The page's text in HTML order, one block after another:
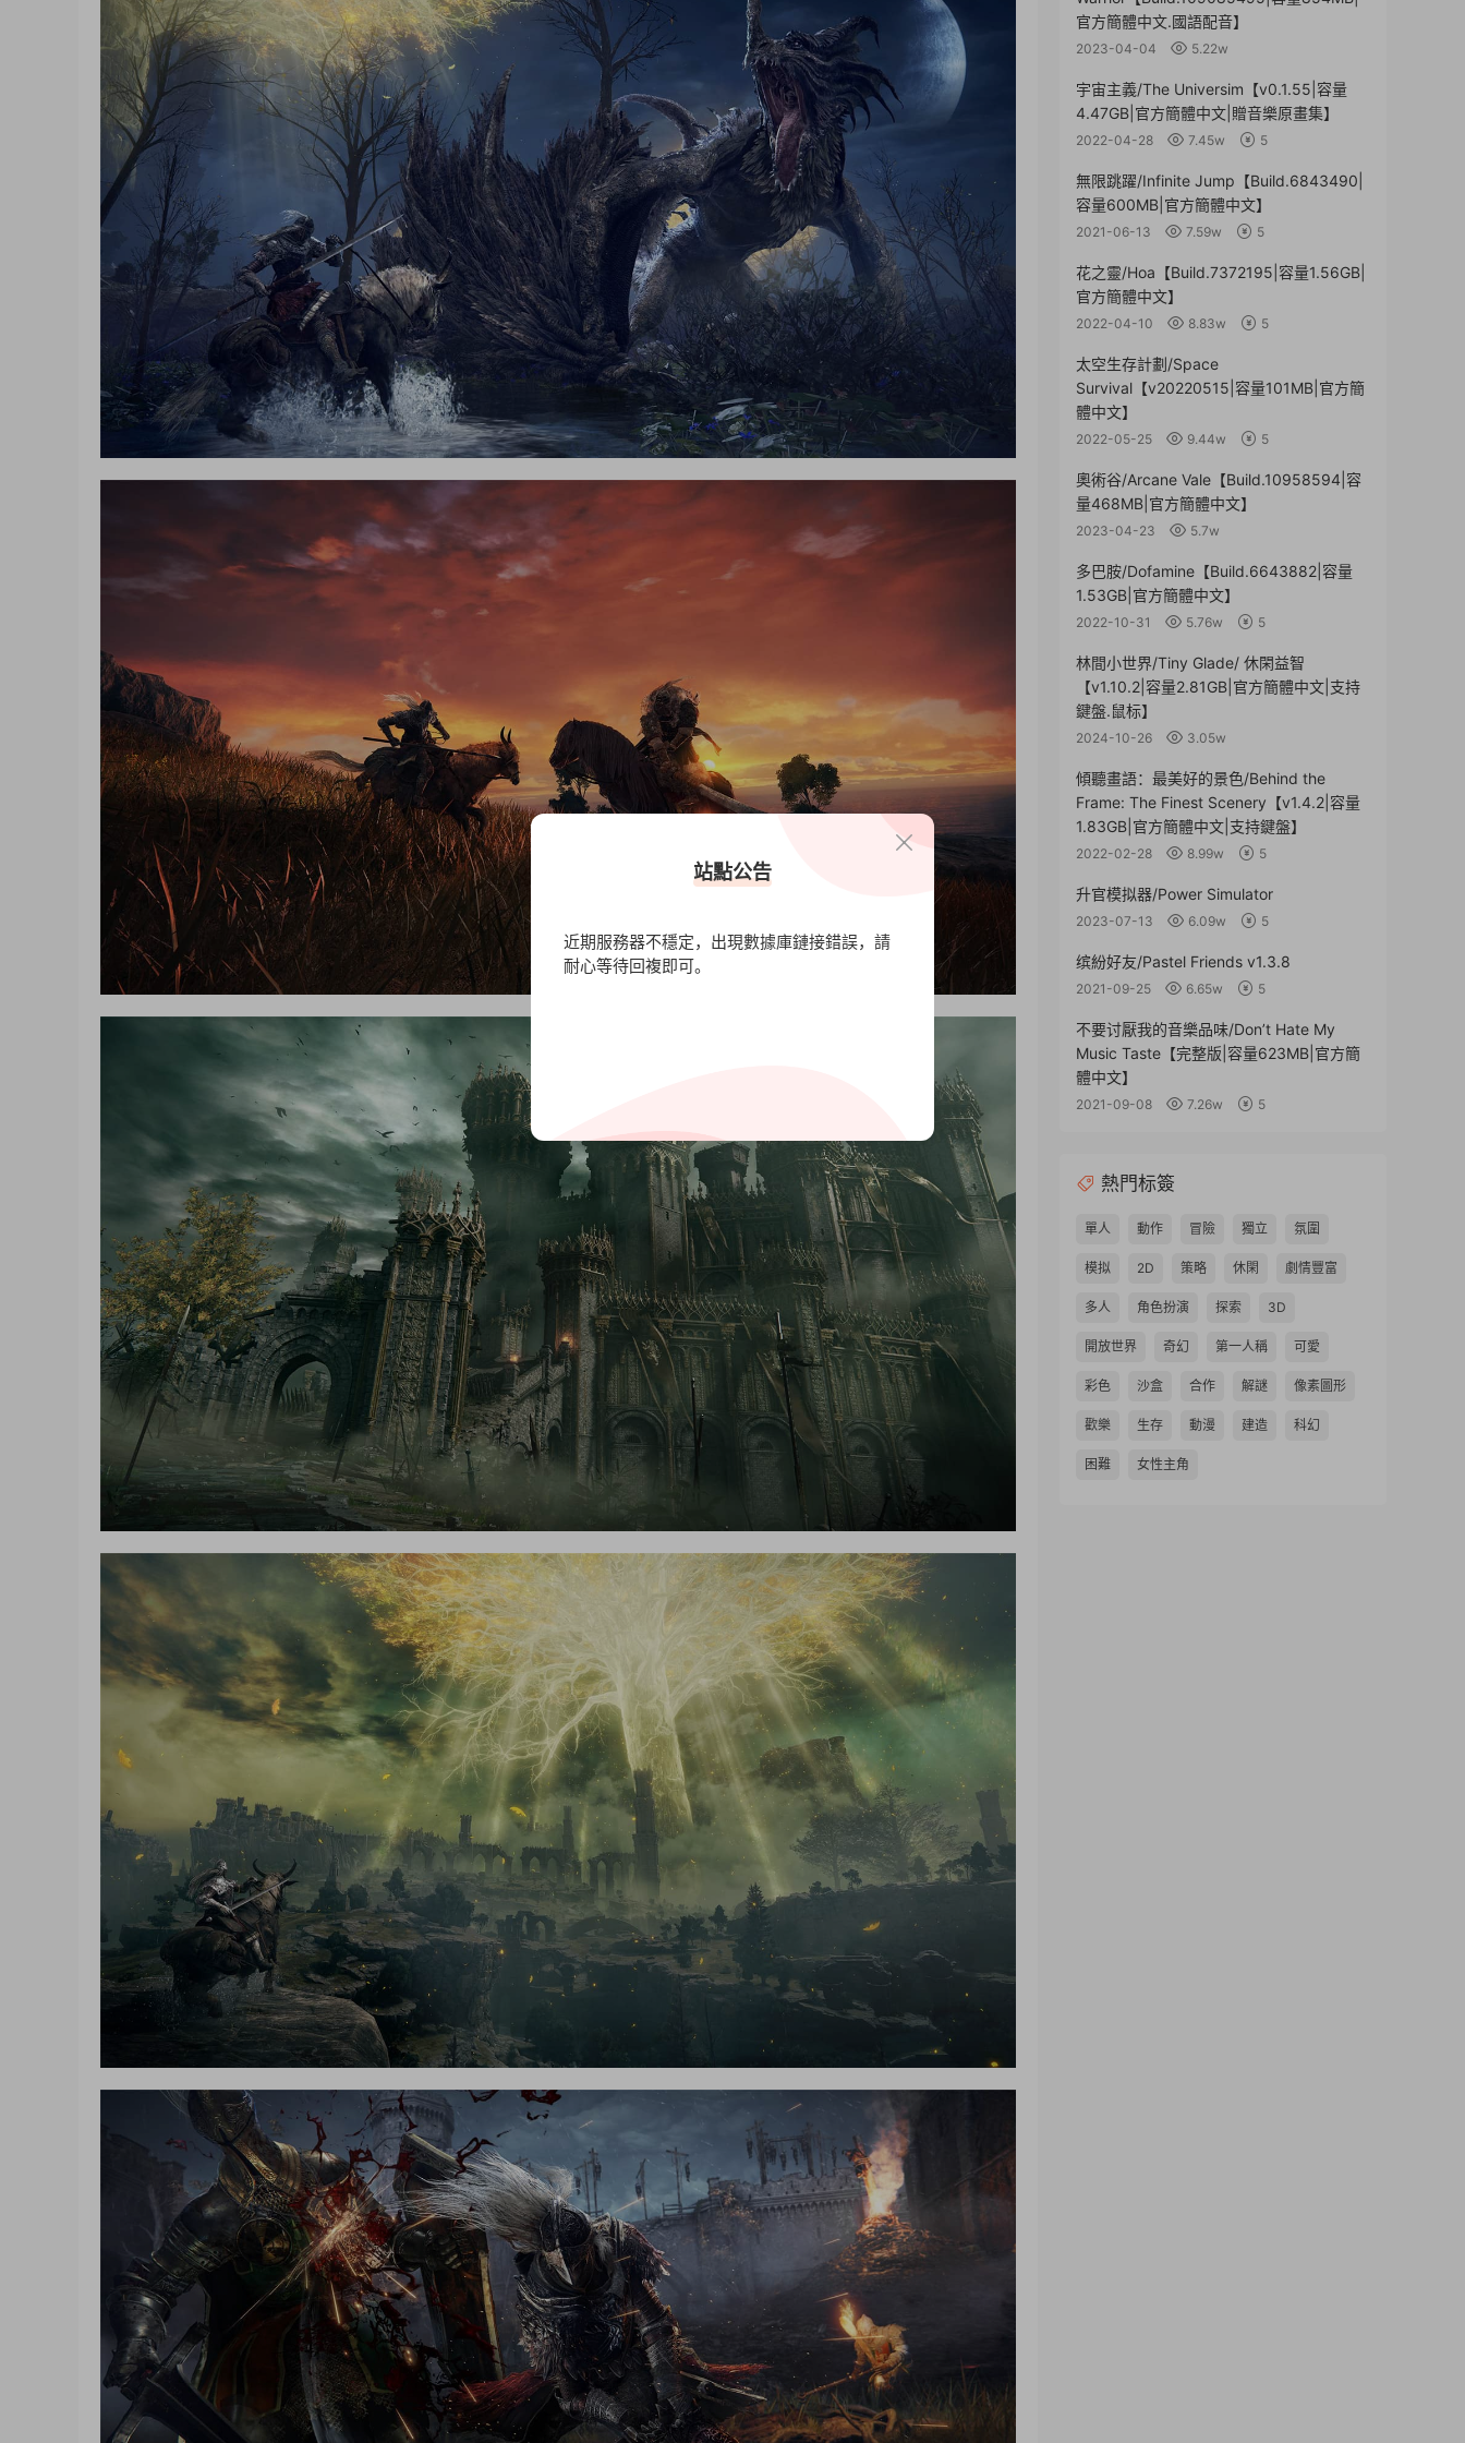
官方簡體中文.國語配音】
2023-04-04 5.22w
宇宙主義/The Universim【v0.1.55|容量
4.47GB|官方簡體中文|贈音樂原畫集】
2022-04-28 7.45w 5
無限跳躍/Infinite Jump【Build.6843490|
容量600MB|官方簡體中文】
2021-06-13 7.59w 5
花之靈/Hoa【Build.7372195|容量1.56GB|
官方簡體中文】
2022-04-10 8.83w 5
太空生存計劃/Space
Survival【v20220515|容量101MB|官方簡
體中文】
2022-05-25 9.44w 5
奧術谷/Arcane Vale【Build.10958594|容
量468MB|官方簡體中文】
2023-04-23 5.7w
多巴胺/Dofamine【Build.6643882|容量
1.53GB|官方簡體中文】
2022-10-31 5.76w 5
林間小世界/Tiny Glade/ 休閑益智
【v1.10.2|容量2.81GB|官方簡體中文|支持
鍵盤.鼠标】
2024-10-26 3.05w
傾聽畫語：最美好的景色/Behind the
Frame: The Finest Scenery【v1.4.2|容量
1.83GB|官方簡體中文|支持鍵盤】
2022-02-28 8.99w 5
升官模拟器/Power Simulator
2023-07-13 6.09w 5
缤紛好友/Pastel Friends v1.3.8
2021-09-25 6.65w 5
不要讨厭我的音樂品味/Don’t Hate My
Music Taste【完整版|容量623MB|官方簡
體中文】
2021-09-08 7.26w 5
熱門标簽
單人 動作 冒險 獨立 氛圍
模拟 2D 策略 休閑 劇情豐富
多人 角色扮演 探索 3D
開放世界 奇幻 第一人稱 可愛
彩色 沙盒 合作 解謎 像素圖形
歡樂 生存 動漫 建造 科幻
困難 女性主角
站點公告
近期服務器不穩定，出現數據庫鏈接錯誤，請
耐心等待回複即可。